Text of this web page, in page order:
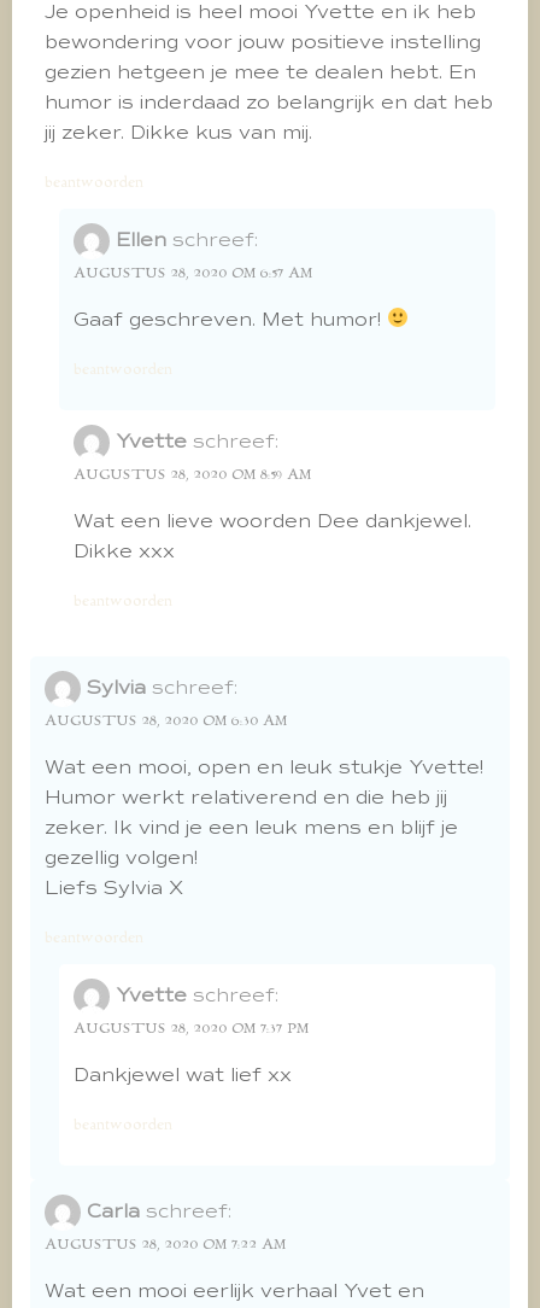
Je openheid is heel mooi Yvette en ik heb
bewondering voor jouw positieve instelling
gezien hetgeen je mee te dealen hebt. En
humor is inderdaad zo belangrijk en dat heb
jij zeker. Dikke kus van mij.
beantwoorden
Ellen schreef:
AUGUSTUS 28, 2020 OM 6:57 AM
Gaaf geschreven. Met humor!
beantwoorden
Yvette schreef:
AUGUSTUS 28, 2020 OM 8:59 AM
Wat een lieve woorden Dee dankjewel.
Dikke xxx
beantwoorden
Sylvia schreef:
AUGUSTUS 28, 2020 OM 6:30 AM
Wat een mooi, open en leuk stukje Yvette!
Humor werkt relativerend en die heb jij
zeker. Ik vind je een leuk mens en blijf je
gezellig volgen!
Liefs Sylvia X
beantwoorden
Yvette schreef:
AUGUSTUS 28, 2020 OM 7:37 PM
Dankjewel wat lief xx
beantwoorden
Carla schreef:
AUGUSTUS 28, 2020 OM 7:22 AM
Wat een mooi eerlijk verhaal Yvet en